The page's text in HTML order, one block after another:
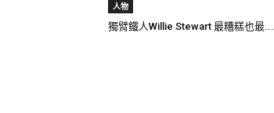
人物
獨臂鐵人Willie Stewart 最糟糕也最...